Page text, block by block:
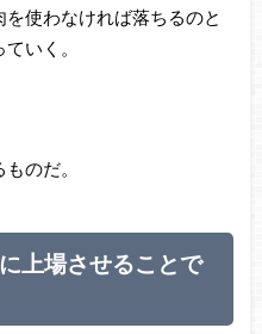
使わなければ落ちるのと
いく。
のだ。
上場させることで